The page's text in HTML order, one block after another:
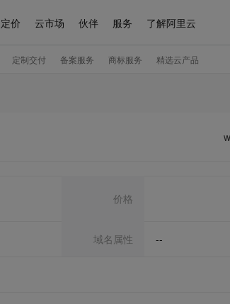
价格
域名属性 --